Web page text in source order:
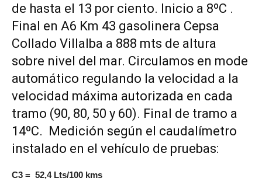
de hasta el 13 por ciento. Inicio a 8ºC .
Final en A6 Km 43 gasolinera Cepsa
Collado Villalba a 888 mts de altura
sobre nivel del mar. Circulamos en mode
automático regulando la velocidad a la
velocidad máxima autorizada en cada
tramo (90, 80, 50 y 60). Final de tramo a
14ºC. Medición según el caudalímetro
instalado en el vehículo de pruebas:
C3 = 52,4 Lts/100 kms